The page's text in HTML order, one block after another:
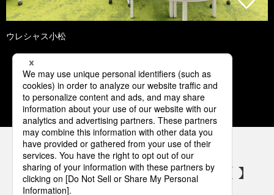
ウレシャス小松
1 2 3 4 5
パナソニックの電気設備 SNSアカウント